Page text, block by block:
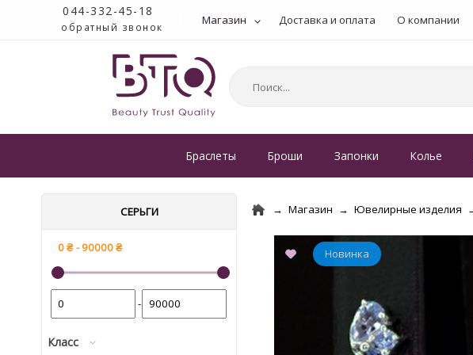
044-332-45-18
обратный звонок Магазин Доставка и оплата О компании
Браслеты Броши Запонки Колье
СЕРЬГИ
-
Класс
Магазин Ювелирные изделия